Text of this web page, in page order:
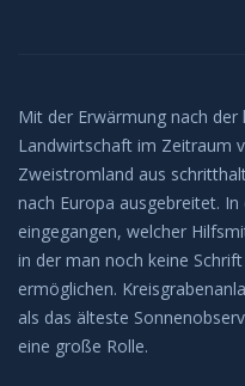
Mit der Erwärmung nach
Landwirtschaft im Zeitraum
Zweistromland aus
nach Europa ausgebreitet.
eingegangen, welcher
in der man noch keine
ermöglichen.
als das älteste
eine große Rolle.